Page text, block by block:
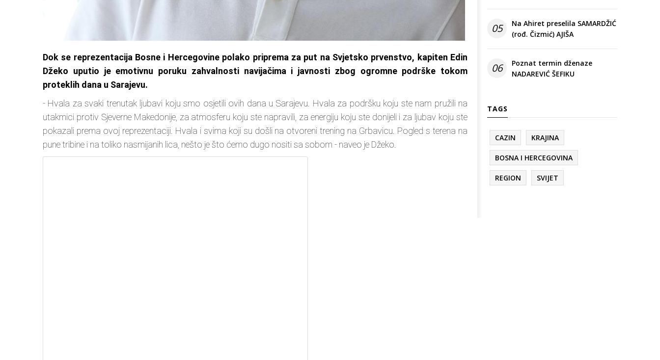
Dok se reprezentacija Bosne i Hercegovine polako priprema za put na Svjetsko prvenstvo, kapiten Edin
Džeko uputio je emotivnu poruku zahvalnosti navijačima i javnosti zbog ogromne podrške tokom
proteklih dana u Sarajevu.
- Hvala za svaki trenutak ljubavi koju smo osjetili ovih dana u Sarajevu. Hvala za podršku koju ste nam pružili na
utakmici protiv Sjeverne Makedonije, za atmosferu koju ste napravili, za energiju koju ste donijeli i za ljubav koju ste
pokazali prema ovoj reprezentaciji. Hvala i svima koji su došli na otvoreni trening na Grbavicu. Pogled s terena na
pune tribine i na toliko nasmijanih lica, nešto je što ćemo dugo nositi sa sobom - naveo je Džeko.
05
Na Ahiret preselila SAMARDŽIĆ
(rođ. Čizmić) AJIŠA
06
Poznat termin dženaze
NADAREVIĆ ŠEFIKU
TAGS
CAZIN KRAJINA
BOSNA I HERCEGOVINA
REGION SVIJET